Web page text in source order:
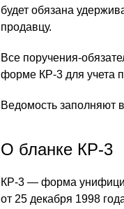
будет обязана
продавцу.
Все поручения-
форме КР-3 для учета
Ведомость заполняют
О бланке КР-3
КР-3 — форма
от 25 декабря 1998